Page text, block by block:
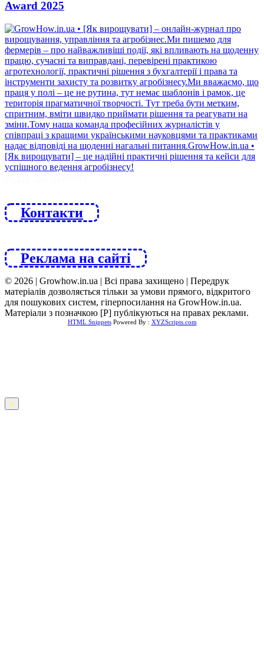
Award 2025
Контакти
Реклама на сайті
© 2026 | Growhow.in.ua | Всі права захищено | Передрук
матеріалів дозволяється тільки за умови прямого, відкритого
для пошукових систем, гіперпосилання на GrowHow.in.ua.
Матеріали з позначкою [Р] публікуються на правах реклами.
HTML SnippetsPowered By : XYZScripts.com
×